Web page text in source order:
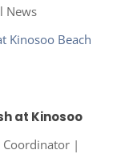
News
at Kinosoo
Coordinator|